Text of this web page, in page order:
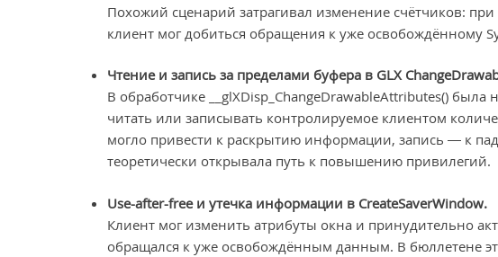
Похожий сценарий затрагивал изменение счётчиков:
клиент мог добиться обращения к уже освобождённому
Чтение и запись за пределами буфера в GLX
В обработчике __glXDisp_ChangeDrawableAttributes() была
читать или записывать контролируемое клиентом
могло привести к раскрытию информации, запись — к
теоретически открывала путь к повышению привилегий.
Use-after-free и утечка информации в CreateSaverWindow.
Клиент мог изменить атрибуты окна и принудительно
обращался к уже освобождённым данным. В бюллетене